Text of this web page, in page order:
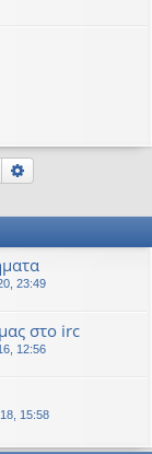
Αναζήτηση
23:49
στο irc
12:56
15:58